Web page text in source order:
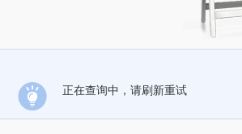
正在查询中，请刷新重试